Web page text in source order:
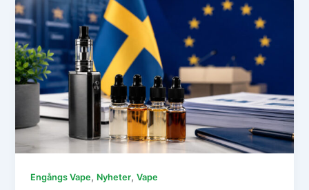
Engångs Vape, Nyheter,Vape